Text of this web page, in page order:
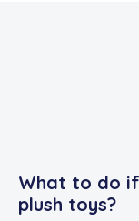
What to do
plush toys?